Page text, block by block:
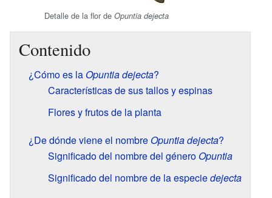
Detalle de la flor de Opuntia dejecta
Contenido
¿Cómo es la Opuntia dejecta?
Características de sus tallos y espinas
Flores y frutos de la planta
¿De dónde viene el nombre Opuntia dejecta?
Significado del nombre del género Opuntia
Significado del nombre de la especiedejecta